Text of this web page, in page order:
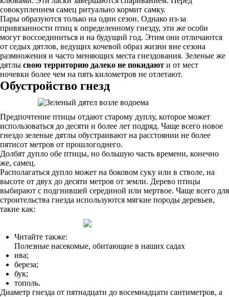
совокуплением самец ритуально кормит самку.
Пары образуются только на один сезон. Однако из-за
привязанности птиц к определенному гнезду, эти же особи
могут воссоединиться и на будущий год. Этим они отличаются
от седых дятлов, ведущих кочевой образ жизни вне сезона
размножения и часто меняющих места гнездования. Зеленые же
дятлы свою территорию далеко не покидают и от мест
ночевки более чем на пять километров не отлетают.
Обустройство гнезд
Предпочтение птицы отдают старому дуплу, которое может
использоваться до десяти и более лет подряд. Чаще всего новое
гнездо зеленые дятлы обустраивают на расстоянии не более
пятисот метров от прошлогоднего.
Долбят дупло обе птицы, но большую часть времени, конечно
же, самец.
Располагаться дупло может на боковом суку или в стволе, на
высоте от двух до десяти метров от земли. Дерево птицы
выбирают с подгнившей серединой или мертвое. Чаще всего для
строительства гнезда используются мягкие породы деревьев,
такие как:
Читайте также:
Полезные насекомые, обитающие в наших садах
ива;
береза;
бук;
тополь.
Диаметр гнезда от пятнадцати до восемнадцати сантиметров, а